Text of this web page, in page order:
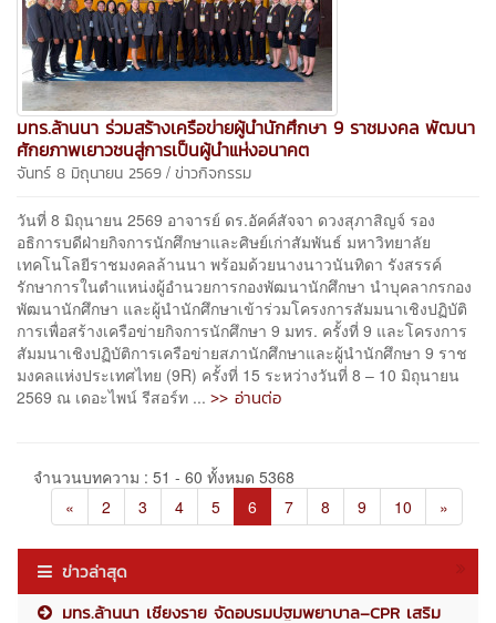
มทร.ล้านนา ร่วมสร้างเครือข่ายผู้นำนักศึกษา 9 ราชมงคล พัฒนา
ศักยภาพเยาวชนสู่การเป็นผู้นำแห่งอนาคต
จันทร์ 8 มิถุนายน 2569 / ข่าวกิจกรรม
วันที่ 8 มิถุนายน 2569 อาจารย์ ดร.อัคค์สัจจา ดวงสุภาสิญจ์ รอง
อธิการบดีฝ่ายกิจการนักศึกษาและศิษย์เก่าสัมพันธ์ มหาวิทยาลัย
เทคโนโลยีราชมงคลล้านนา พร้อมด้วยนางนาวนันทิดา รังสรรค์
รักษาการในตำแหน่งผู้อำนวยการกองพัฒนานักศึกษา นำบุคลากรกอง
พัฒนานักศึกษา และผู้นำนักศึกษาเข้าร่วมโครงการสัมมนาเชิงปฏิบัติ
การเพื่อสร้างเครือข่ายกิจการนักศึกษา 9 มทร. ครั้งที่ 9 และโครงการ
สัมมนาเชิงปฏิบัติการเครือข่ายสภานักศึกษาและผู้นำนักศึกษา 9 ราช
มงคลแห่งประเทศไทย (9R) ครั้งที่ 15 ระหว่างวันที่ 8 – 10 มิถุนายน
2569 ณ เดอะไพน์ รีสอร์ท ... >> อ่านต่อ
จำนวนบทความ : 51 - 60 ทั้งหมด 5368
«
2 3 4 5 6 7 8 9 10 »
ข่าวล่าสุด
มทร.ล้านนา เชียงราย จัดอบรมปฐมพยาบาล–CPR เสริม